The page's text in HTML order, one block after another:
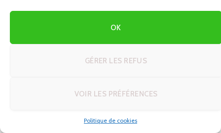
OK
GÉRER LES REFUS
VOIR LES PRÉFÉRENCES
Politique de cookies
Le carburant et les péages.
Les hébergements (nombre de nuits et catégorie).
Les activités payantes (parcs, musées, excursions).
budget serré aura intérêt à limiter les grandes distances et
acceptera de dépenser plus pour accéder à des zones